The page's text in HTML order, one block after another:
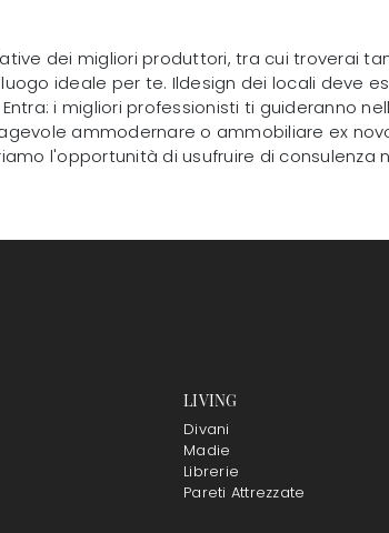
dei migliori produttori, tra cui troverai
ideale per te. Ildesign dei locali deve
i migliori professionisti ti guideranno
ammodernare o ammobiliare ex
l'opportunità di usufruire di consulenza
LIVING
Divani
Madie
Librerie
Pareti Attrezzate